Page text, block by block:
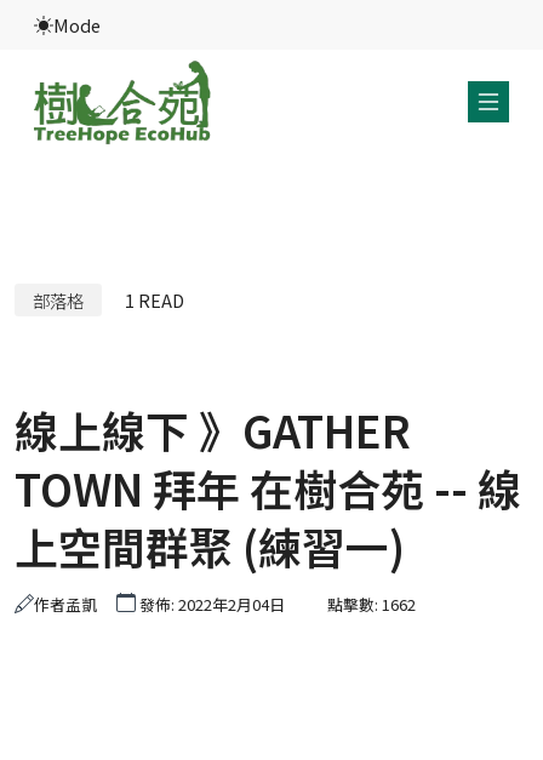
Mode
部落格 1 READ
線上線下 》GATHER
TOWN 拜年 在樹合苑 -- 線
上空間群聚 (練習一)
作者孟凱 發佈: 2022年2月04日 點擊數: 1662